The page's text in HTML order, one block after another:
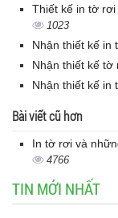
Thiết kế in tờ
1023
Nhận thiết kế in
Nhận thiết kế tờ
Nhận thiết kế in
Bài viết cũ hơn
In tờ rơi và
4766
TIN MỚI NHẤT